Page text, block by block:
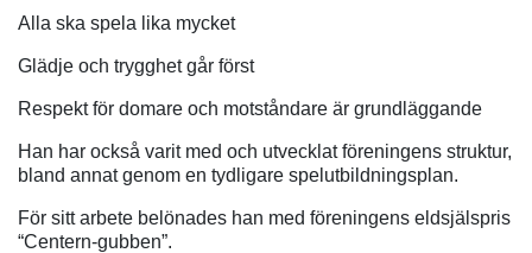
Alla ska spela lika mycket
Glädje och trygghet går först
Respekt för domare och motståndare är grundläggande
Han har också varit med och utvecklat föreningens struktur,
bland annat genom en tydligare spelutbildningsplan.
För sitt arbete belönades han med föreningens eldsjälspris
“Centern-gubben”.